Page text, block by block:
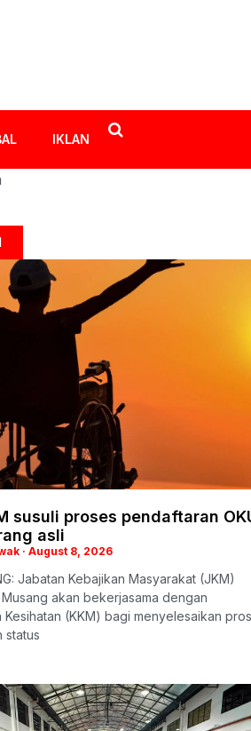
IKLAN
susuli proses pendaftaran
asli
August 8, 2026
Jabatan Kebajikan Masyarakat (JKM)
akan bekerjasama dengan
Kesihatan (KKM) bagi menyelesaikan
status